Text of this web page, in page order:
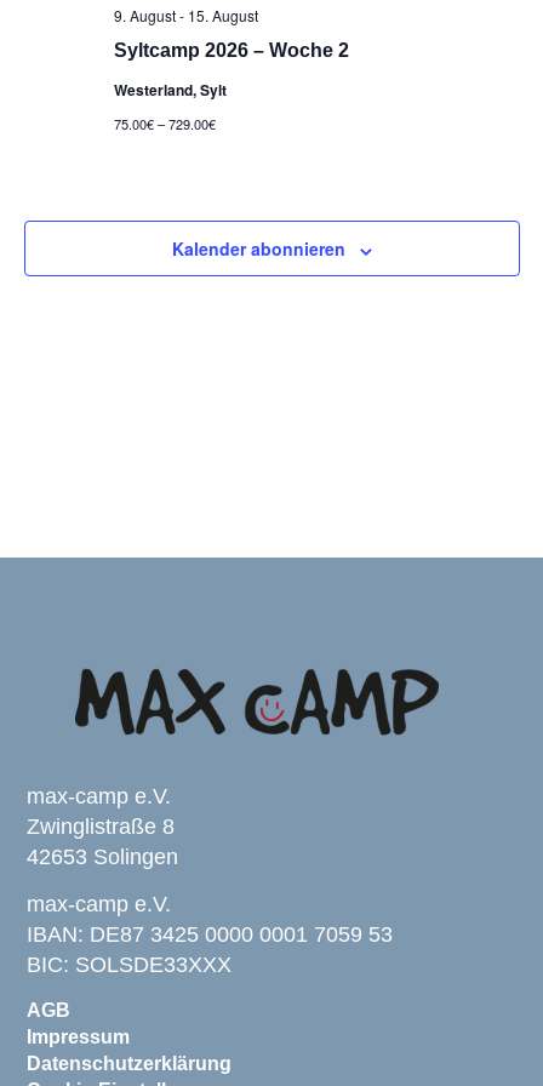
aktualisierenSyltcamp 2026 – Woche 2
9. August- 15. August
Westerland, Sylt
75.00€ – 729.00€
Kalender abonnieren
max-camp e.V.
Zwinglistraße 8
42653 Solingen
max-camp e.V.
IBAN: DE87 3425 0000 0001 7059 53
BIC: SOLSDE33XXX
AGB
Impressum
Datenschutzerklärung